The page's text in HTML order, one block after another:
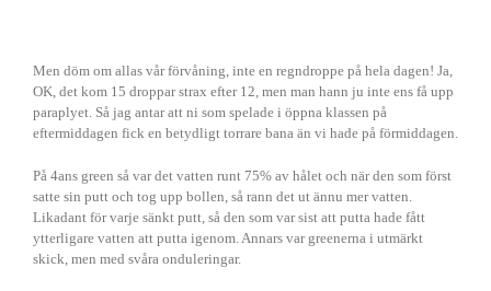
Men döm om allas vår förvåning, inte en regndroppe på hela dagen! Ja,
OK, det kom 15 droppar strax efter 12, men man hann ju inte ens få upp
paraplyet. Så jag antar att ni som spelade i öppna klassen på
eftermiddagen fick en betydligt torrare bana än vi hade på förmiddagen.
På 4ans green så var det vatten runt 75% av hålet och när den som först
satte sin putt och tog upp bollen, så rann det ut ännu mer vatten.
Likadant för varje sänkt putt, så den som var sist att putta hade fått
ytterligare vatten att putta igenom. Annars var greenerna i utmärkt
skick, men med svåra onduleringar.